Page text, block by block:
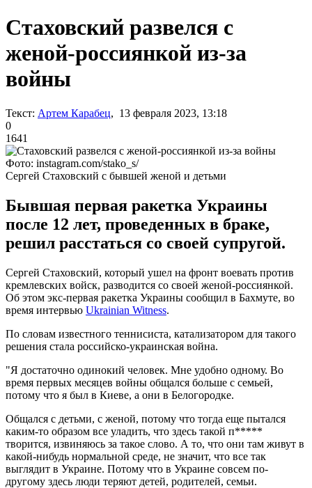
Стаховский развелся с
женой-россиянкой из-за
войны
Текст: Артем Карабец, 13 февраля 2023, 13:18
0
1641
Фото: instagram.com/stako_s/
Сергей Стаховский с бывшей женой и детьми
Бывшая первая ракетка Украины
после 12 лет, проведенных в браке,
решил расстаться со своей супругой.
Сергей Стаховский, который ушел на фронт воевать против
кремлевских войск, разводится со своей женой-россиянкой.
Об этом экс-первая ракетка Украины сообщил в Бахмуте, во
время интервью Ukrainian Witness.
По словам известного теннисиста, катализатором для такого
решения стала российско-украинская война.
"Я достаточно одинокий человек. Мне удобно одному. Во
время первых месяцев войны общался больше с семьей,
потому что я был в Киеве, а они в Белогородке.
Общался с детьми, с женой, потому что тогда еще пытался
каким-то образом все уладить, что здесь такой п*****
творится, извиняюсь за такое слово. А то, что они там живут в
какой-нибудь нормальной среде, не значит, что все так
выглядит в Украине. Потому что в Украине совсем по-
другому здесь люди теряют детей, родителей, семьи.